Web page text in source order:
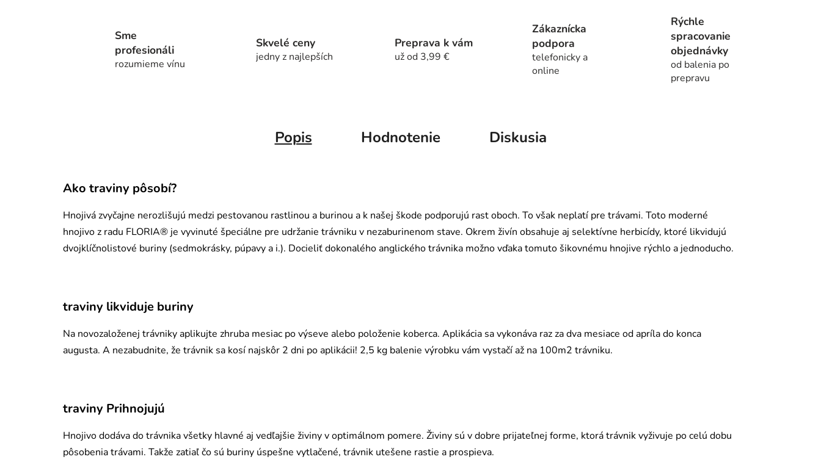
Sme
profesionáli
rozumieme vínu
Skvelé ceny
jedny z najlepších
Preprava k vám
už od 3,99 €
Zákaznícka
podpora
telefonicky a
online
Rýchle
spracovanie
objednávky
od balenia po
prepravu
Popis Hodnotenie Diskusia
Ako traviny pôsobí?
Hnojivá zvyčajne nerozlišujú medzi pestovanou rastlinou a burinou a k našej škode podporujú rast oboch. To však neplatí pre trávami. Toto moderné
hnojivo z radu FLORIA® je vyvinuté špeciálne pre udržanie trávniku v nezaburinenom stave. Okrem živín obsahuje aj selektívne herbicídy, ktoré likvidujú
dvojklíčnolistové buriny (sedmokrásky, púpavy a i.). Docieliť dokonalého anglického trávnika možno vďaka tomuto šikovnému hnojive rýchlo a jednoducho.
traviny likviduje buriny
Na novozaloženej trávniky aplikujte zhruba mesiac po výseve alebo položenie koberca. Aplikácia sa vykonáva raz za dva mesiace od apríla do konca
augusta. A nezabudnite, že trávnik sa kosí najskôr 2 dni po aplikácii! 2,5 kg balenie výrobku vám vystačí až na 100m2 trávniku.
traviny Prihnojujú
Hnojivo dodáva do trávnika všetky hlavné aj vedľajšie živiny v optimálnom pomere. Živiny sú v dobre prijateľnej forme, ktorá trávnik vyživuje po celú dobu
pôsobenia trávami. Takže zatiaľ čo sú buriny úspešne vytlačené, trávnik utešene rastie a prospieva.